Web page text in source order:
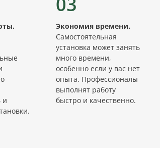
и
Экономия времени.
Самостоятельная
установка может занять
много времени,
особенно если у вас нет
опыта. Профессионалы
выполнят работу
быстро и качественно.